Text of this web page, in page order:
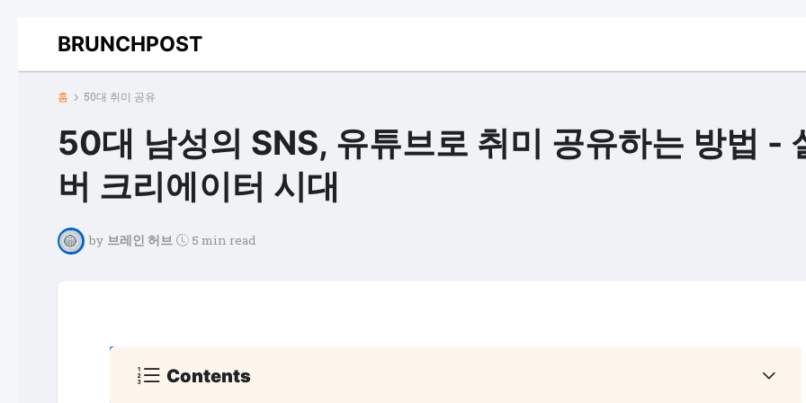
BRUNCHPOST
홈 50대 취미 공유
50대 남성의 SNS, 유튜브로 취미 공유하는 방법 -
버 크리에이터 시대
by 브레인 허브 5 min read
Contents